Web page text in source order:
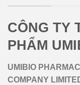
CÔNG TY
PHẨM
UMIBIO
COMPANY